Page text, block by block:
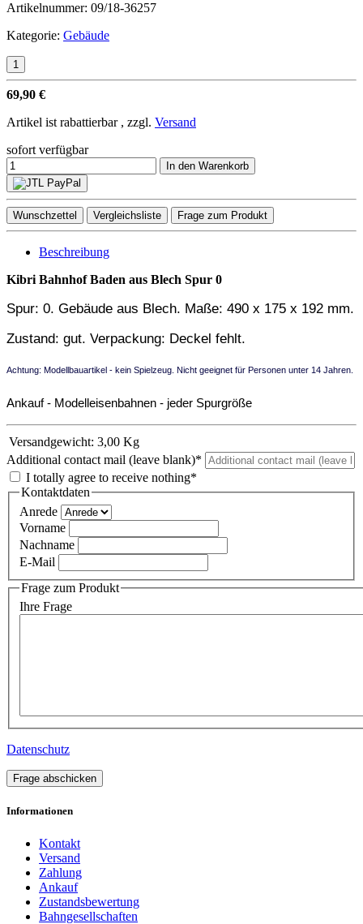
Artikelnummer: 09/18-36257
Kategorie: Gebäude
69,90 €
Artikel ist rabattierbar , zzgl. Versand
sofort verfügbar
In den Warenkorb
Wunschzettel Vergleichsliste Frage zum Produkt
Beschreibung
Kibri Bahnhof Baden aus Blech Spur 0
Spur: 0. Gebäude aus Blech. Maße: 490 x 175 x 192 mm.
Zustand: gut. Verpackung: Deckel fehlt.
Achtung: Modellbauartikel - kein Spielzeug. Nicht geeignet für Personen unter 14 Jahren.
Ankauf - Modelleisenbahnen - jeder Spurgröße
Versandgewicht: 3,00 Kg
Additional contact mail (leave blank)*
I totally agree to receive nothing*
Kontaktdaten
Anrede
Vorname
Nachname
E-Mail
Frage zum Produkt
Ihre Frage
Datenschutz
Frage abschicken
Informationen
Kontakt
Versand
Zahlung
Ankauf
Zustandsbewertung
Bahngesellschaften